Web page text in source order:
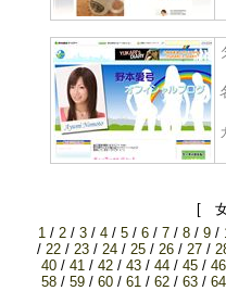
[
1/ 2/ 3/ 4/ 5/ 6/ 7/ 8/ 9/
/ 22/ 23/ 24/ 25/ 26/ 27/
40/ 41/ 42/ 43/ 44/ 45/ 46
58/ 59/ 60/ 61/ 62/ 63/ 64